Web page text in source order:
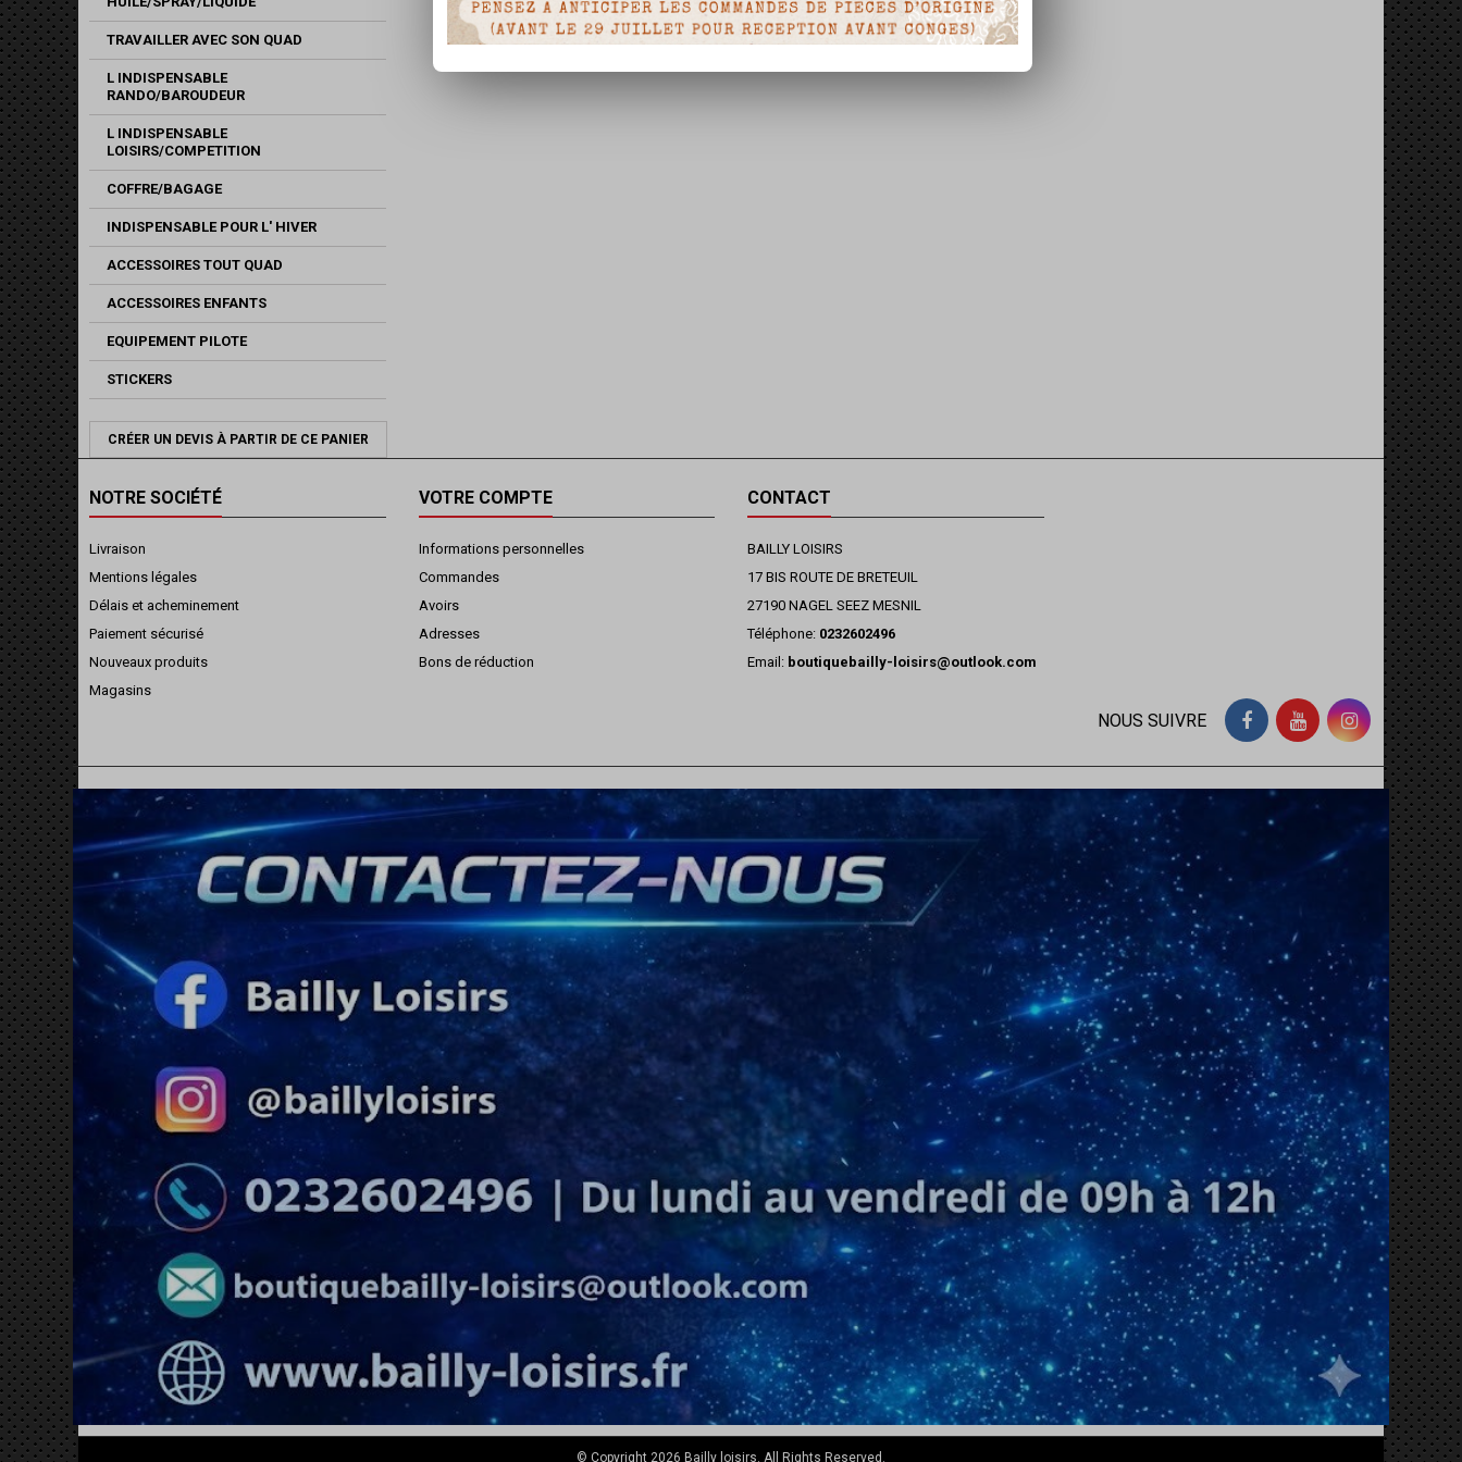
TRAVAILLER AVEC SON QUAD
L INDISPENSABLE
RANDO/BAROUDEUR
L INDISPENSABLE
LOISIRS/COMPETITION
COFFRE/BAGAGE
INDISPENSABLE POUR L' HIVER
ACCESSOIRES TOUT QUAD
ACCESSOIRES ENFANTS
EQUIPEMENT PILOTE
STICKERS
CRÉER UN DEVIS À PARTIR DE CE PANIER
NOTRE SOCIÉTÉ
Livraison
Mentions légales
Délais et acheminement
Paiement sécurisé
Nouveaux produits
Magasins
VOTRE COMPTE
Informations personnelles
Commandes
Avoirs
Adresses
Bons de réduction
CONTACT
BAILLY LOISIRS
17 BIS ROUTE DE BRETEUIL
27190 NAGEL SEEZ MESNIL
Téléphone: 0232602496
Email: boutiquebailly-loisirs@outlook.com
NOUS SUIVRE
© Copyright 2026 Bailly loisirs. All Rights Reserved.